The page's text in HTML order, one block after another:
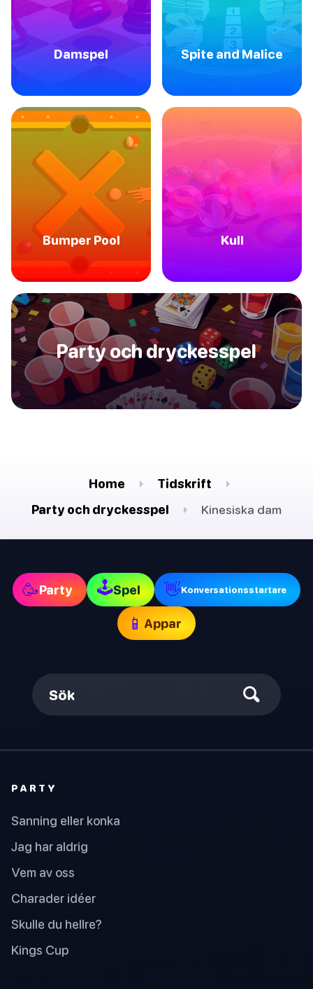
Damspel Spite and Malice
Bumper Pool Kull
Party och dryckesspel
Home
Tidskrift
Party och dryckesspel
Kinesiska dam
🥳Party 🕹Spel 👋Konversationsstartare
📱 Appar
Sök
PARTY
Sanning eller konka
Jag har aldrig
Vem av oss
Charader idéer
Skulle du hellre?
Kings Cup